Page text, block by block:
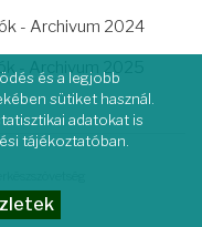
- Archivum 2024
- Archivum 2025
és a legjobb
sütiket használ.
adatokat is
tájékoztatóban.